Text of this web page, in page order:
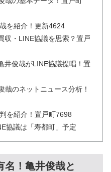
を紹介！更新4624
収・LINE協議を思索？置戸
井俊哉がLINE協議提唱！置
哉のネットニュース分析！
を紹介！置戸町7698
協議は「寿都町」予定
名！亀井俊哉と